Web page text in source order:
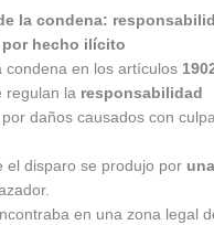
la condena:
hecho ilícito
condena en los artículos
regulan la responsabilidad
por daños causados con
disparo se produjo por
en una zona legal